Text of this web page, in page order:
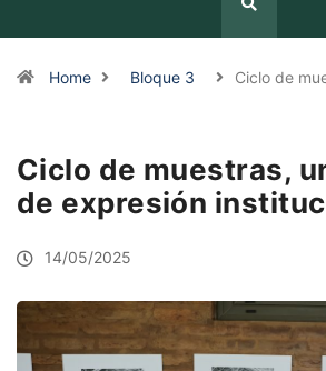
Home Bloque 3 Ciclo de
Ciclo de muestras,
de expresión
14/05/2025